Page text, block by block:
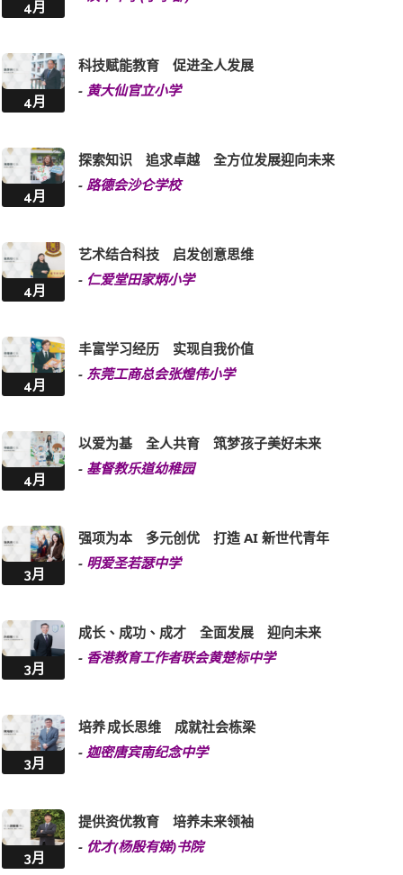
4月
4月
科技赋能教育 促进全人发展
- 黄大仙官立小学
4月
探索知识 追求卓越 全方位发展迎向未来
- 路德会沙仑学校
4月
艺术结合科技 启发创意思维
- 仁爱堂田家炳小学
4月
丰富学习经历 实现自我价值
- 东莞工商总会张煌伟小学
4月
以爱为基 全人共育 筑梦孩子美好未来
- 基督教乐道幼稚园
3月
强项为本 多元创优 打造 AI 新世代青年
- 明爱圣若瑟中学
3月
成长、成功、成才 全面发展 迎向未来
- 香港教育工作者联会黄楚标中学
3月
培养 成长思维 成就社会栋梁
- 迦密唐宾南纪念中学
3月
提供资优教育 培养未来领袖
- 优才(杨殷有娣)书院